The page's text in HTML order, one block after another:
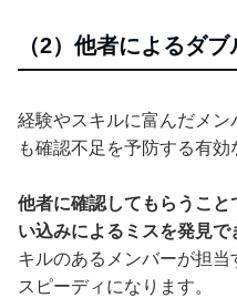
（2）他者によるダ
経験やスキルに富んだメン
も確認不足を予防する有効
他者に確認してもらうこ
い込みによるミスを発見で
キルのあるメンバーが担
スピーディになります。